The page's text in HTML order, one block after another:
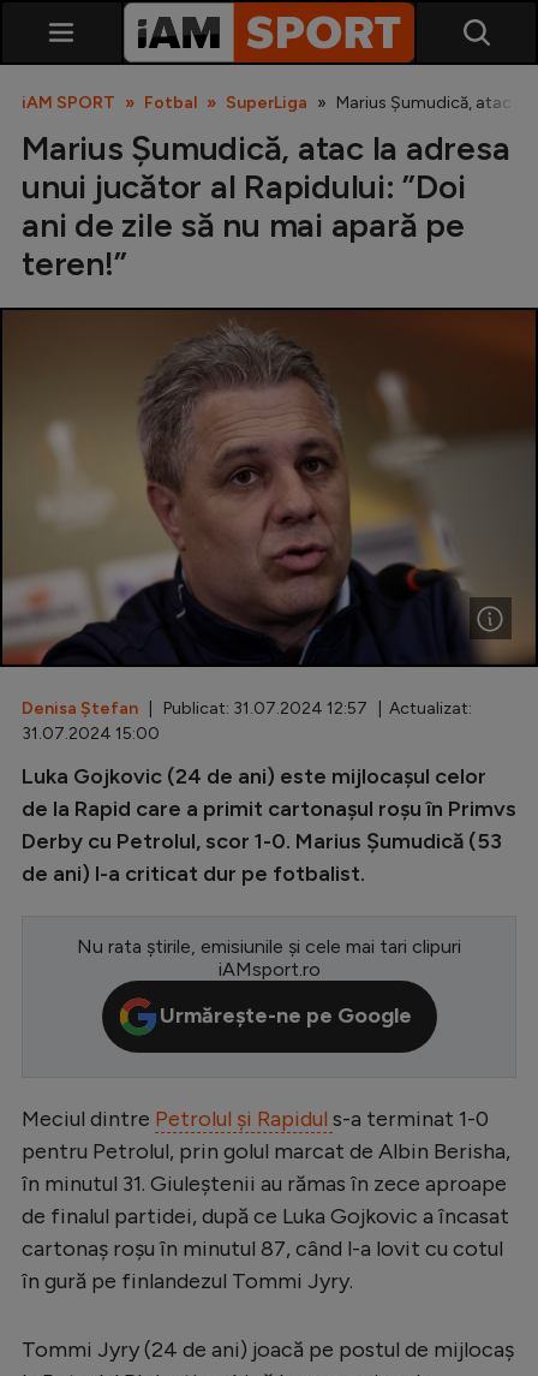
SuperLiga
Liga 2
Cupa României
Echipa Națională
U21
Fotbal feminin
Special
Diverse
Inedit
Clasamente
Champions League
Europa League
CM 2026
Premier League
Serie A
Bundesliga
Ligue 1
Campionate
Starurile fotbalului
iAM SPORT Fotbal SuperLiga Marius Șumudică, atac la
Marius Șumudică, atac la adresa
unui jucător al Rapidului: ”Doi
ani de zile să nu mai apară pe
teren!”
Denisa Ștefan | Publicat: 31.07.2024 12:57 | Actualizat:
31.07.2024 15:00
Luka Gojkovic (24 de ani) este mijlocașul celor
de la Rapid care a primit cartonașul roșu în Primvs
Derby cu Petrolul, scor 1-0. Marius Șumudică (53
de ani) l-a criticat dur pe fotbalist.
Nu rata știrile, emisiunile și cele mai tari clipuri
iAMsport.ro
Urmărește-ne pe Google
Meciul dintre Petrolul și Rapidul s-a terminat 1-0
pentru Petrolul, prin golul marcat de Albin Berisha,
în minutul 31. Giuleștenii au rămas în zece aproape
de finalul partidei, după ce Luka Gojkovic a încasat
cartonaș roșu în minutul 87, când l-a lovit cu cotul
în gură pe finlandezul Tommi Jyry.
Tommi Jyry (24 de ani) joacă pe postul de mijlocaș